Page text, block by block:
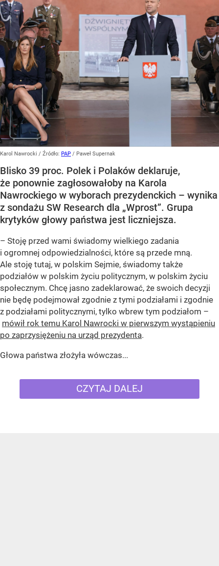
Karol Nawrocki / Źródło: PAP / Paweł Supernak
Blisko 39 proc. Polek i Polaków deklaruje,
że ponownie zagłosowałoby na Karola
Nawrockiego w wyborach prezydenckich – wynika
z sondażu SW Research dla „Wprost”. Grupa
krytyków głowy państwa jest liczniejsza.
– Stoję przed wami świadomy wielkiego zadania
i ogromnej odpowiedzialności, które są przede mną.
Ale stoję tutaj, w polskim Sejmie, świadomy także
podziałów w polskim życiu politycznym, w polskim życiu
społecznym. Chcę jasno zadeklarować, że swoich decyzji
nie będę podejmował zgodnie z tymi podziałami i zgodnie
z podziałami politycznymi, tylko wbrew tym podziałom –
mówił rok temu Karol Nawrocki w pierwszym wystąpieniu
po zaprzysiężeniu na urząd prezydenta.
Głowa państwa złożyła wówczas...
CZYTAJ DALEJ